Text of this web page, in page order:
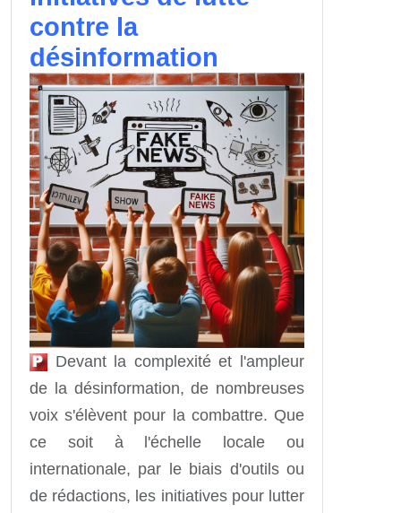
contre la
désinformation
Devant la complexité et l'ampleur
de la désinformation, de nombreuses
voix s'élèvent pour la combattre. Que
ce soit à l'échelle locale ou
internationale, par le biais d'outils ou
de rédactions, les initiatives pour lutter